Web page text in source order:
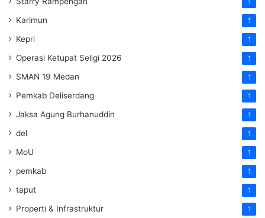
1
Karimun 1
Kepri 1
Operasi Ketupat Seligi 2026 1
SMAN 19 Medan 1
Pemkab Deliserdang 1
Jaksa Agung Burhanuddin 1
del 1
MoU 1
pemkab 1
taput 1
Properti & Infrastruktur 1